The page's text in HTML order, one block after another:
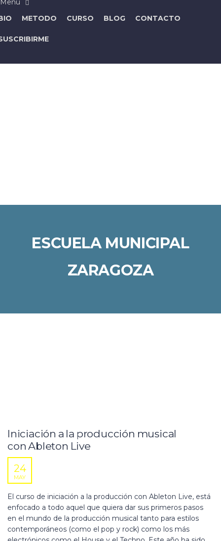
METODO CURSO BLOG CONTACTO
ESCUELA MUNICIPAL
ZARAGOZA
Iniciación a la producción musical
con Ableton Live
24
MAY
El curso de iniciación a la producción con Ableton Live, está
enfocado a todo aquel que quiera dar sus primeros pasos
en el mundo de la producción musical tanto para estilos
contemporáneos (como el pop y rock) como los más